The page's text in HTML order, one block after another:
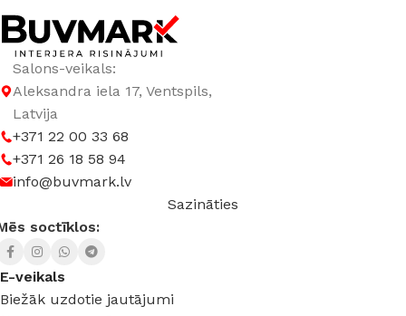
Salons-veikals:
Aleksandra iela 17, Ventspils,
Latvija
+371 22 00 33 68
+371 26 18 58 94
info@buvmark.lv
Sazināties
soctīklos:
E-veikals
Biežāk uzdotie jautājumi